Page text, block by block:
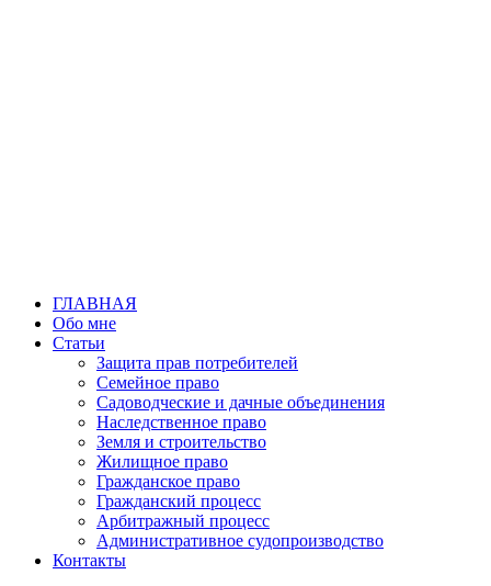
ГЛАВНАЯ
Обо мне
Статьи
Защита прав потребителей
Семейное право
Садоводческие и дачные объединения
Наследственное право
Земля и строительство
Жилищное право
Гражданское право
Гражданский процесс
Арбитражный процесс
Административное судопроизводство
Контакты